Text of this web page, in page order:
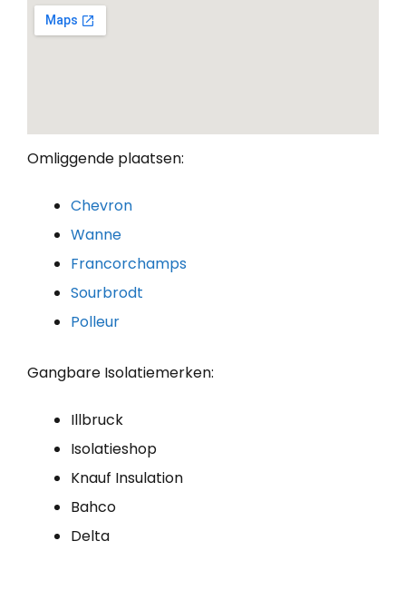
Omliggende plaatsen:
Chevron
Wanne
Francorchamps
Sourbrodt
Polleur
Gangbare Isolatiemerken:
Illbruck
Isolatieshop
Knauf Insulation
Bahco
Delta